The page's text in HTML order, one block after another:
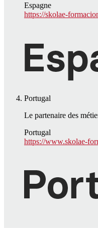
Espagne
https://skolae-
Portugal
Le partenaire des
Portugal
https://www.skolae-